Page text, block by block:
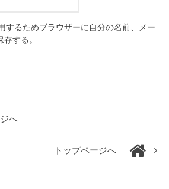
するためブラウザーに自分の名前、メー
する。
へ
トップページへ